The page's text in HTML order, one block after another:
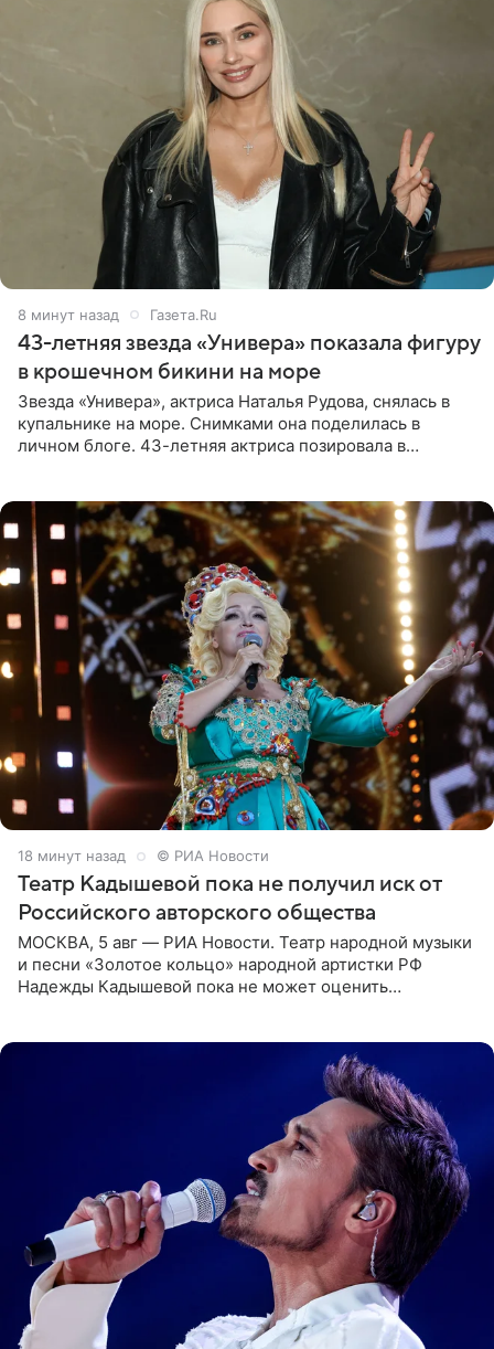
9 минут назад Газета.Ru
43-летняя звезда «Универа» показала фигуру
в крошечном бикини на море
Звезда «Универа», актриса Наталья Рудова, снялась в
купальнике на море. Снимками она поделилась в
личном блоге. 43-летняя актриса позировала в
19 минут назад © РИА Новости
Театр Кадышевой пока не получил иск от
Российского авторского общества
МОСКВА, 5 авг — РИА Новости. Театр народной музыки
и песни «Золотое кольцо» народной артистки РФ
Надежды Кадышевой пока не может оценить